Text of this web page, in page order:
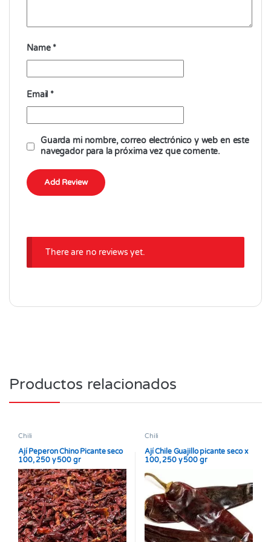
Name *
Email *
Guarda mi nombre, correo electrónico y web en este
navegador para la próxima vez que comente.
There are no reviews yet.
Productos relacionados
Chili
Ají Peperon Chino Picante seco
100, 250 y 500 gr
Chili
Ají Chile Guajillo picante seco x
100, 250 y 500 gr